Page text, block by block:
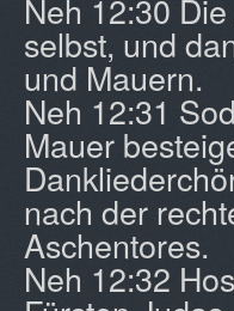
Neh 12:30
selbst, und
und Mauern.
Neh 12:31
Mauer
nach der
Aschentores.
Neh 12:32